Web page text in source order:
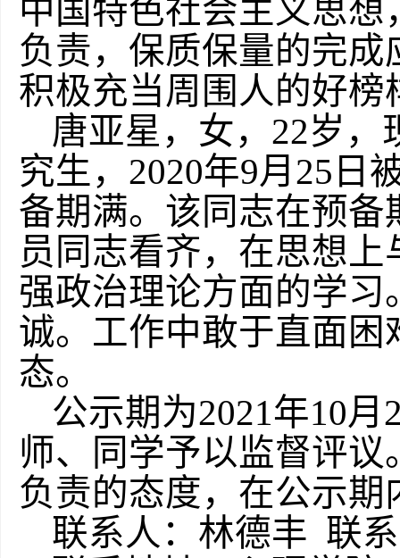
中国特色社会主义思
负责，保质保量的完
积极充当周围人的好榜
唐亚星，女，22岁，
究生，2020年9月25日
备期满。该同志在预
员同志看齐，在思想
强政治理论方面的学
诚。工作中敢于直面
态。
公示期为2021年10
师、同学予以监督评
负责的态度，在公示
联系人：林德丰 联